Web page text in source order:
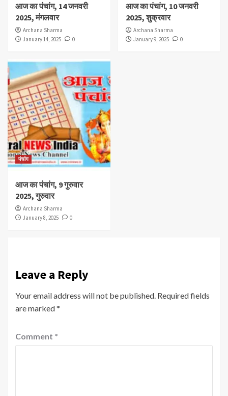
आज का पंचांग, 14 जनवरी
2025, मंगलवार
Archana Sharma
January 14, 2025
0
आज का पंचांग, 10 जनवरी
2025, शुक्रवार
Archana Sharma
January 9, 2025
0
पंचांग
आज का पंचांग, 9 गुरुवार
2025, गुरुवार
Archana Sharma
January 8, 2025
0
Leave a Reply
Your email address will not be published. Required fields
are marked*
Comment *